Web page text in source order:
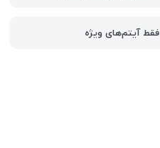
بله
فقط آیتم‌های ویژه